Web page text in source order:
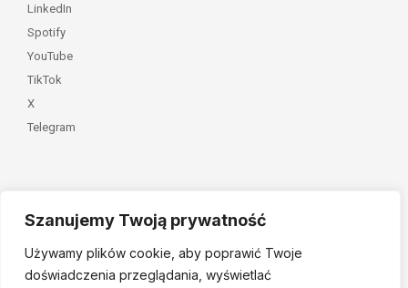
Szanujemy Twoją prywatność
Używamy plików cookie, aby poprawić Twoje
doświadczenia przeglądania, wyświetlać
LinkedIn
Spotify
YouTube
TikTok
X
Telegram
Należymy do